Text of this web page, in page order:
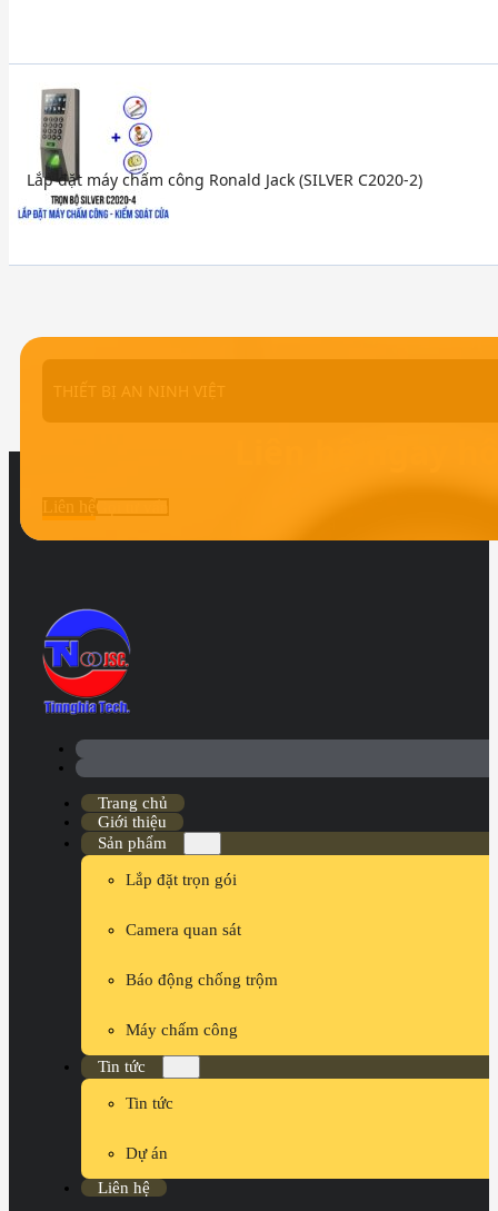
Lắp đặt máy chấm công Ronald Jack (SILVER C2020-2)
Trang chủ
Giới thiệu
Sản phẩm
Lắp đặt trọn gói
Camera quan sát
Báo động chống trộm
Máy chấm công
Tin tức
Tin tức
Dự án
Liên hệ